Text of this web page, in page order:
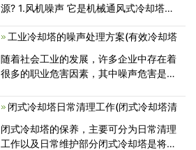
源? 1.风机噪声 它是机械通风式冷却塔主
括湍流噪声和旋转噪声。根据空气动力噪
声源的理论分析可知，湍流噪声的<
工业冷却塔的噪声处理方案(有效冷却塔
随着社会工业的发展，许多企业中存在着
很多的职业危害因素，其中噪声危害是非
率、维护生产者的身体健康，对噪声进行
<
闭式冷却塔日常清理工作(闭式冷却塔清
闭式冷却塔的保养，主要可分为日常清理
工作以及日常维护部分闭式冷却塔是将管